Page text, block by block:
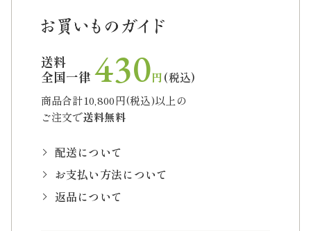
送料
全国一律 430円(税込)
商品合計10,800円(税込)以上の
ご注文で送料無料
配送について
お支払い方法について
返品について